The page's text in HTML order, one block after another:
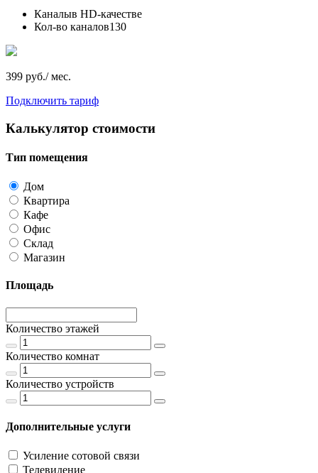
Каналыв HD-качестве
Кол-во каналов130
399 руб./ мес.
Подключить тариф
Калькулятор стоимости
Тип помещения
Дом
Квартира
Кафе
Офис
Склад
Магазин
Площадь
Количество этажей
Количество комнат
Количество устройств
Дополнительные услуги
Усиление сотовой связи
Телевидение